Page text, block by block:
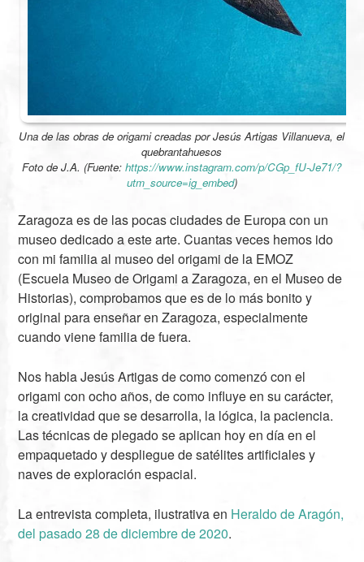
Una de las obras de origami creadas por Jesús Artigas Villanueva, el
quebrantahuesos
Foto de J.A. (Fuente:https://www.instagram.com/p/CGp_fU-Je71/?
utm_source=ig_embed)
Zaragoza es de las pocas ciudades de Europa con un
museo dedicado a este arte. Cuantas veces hemos ido
con mi familia al museo del origami de la EMOZ
(Escuela Museo de Origami a Zaragoza, en el Museo de
Historias), comprobamos que es de lo más bonito y
original para enseñar en Zaragoza, especialmente
cuando viene familia de fuera.
Nos habla Jesús Artigas de como comenzó con el
origami con ocho años, de como influye en su carácter,
la creatividad que se desarrolla, la lógica, la paciencia.
Las técnicas de plegado se aplican hoy en día en el
empaquetado y despliegue de satélites artificiales y
naves de exploración espacial.
La entrevista completa, ilustrativa en Heraldo de Aragón,
del pasado 28 de diciembre de 2020.